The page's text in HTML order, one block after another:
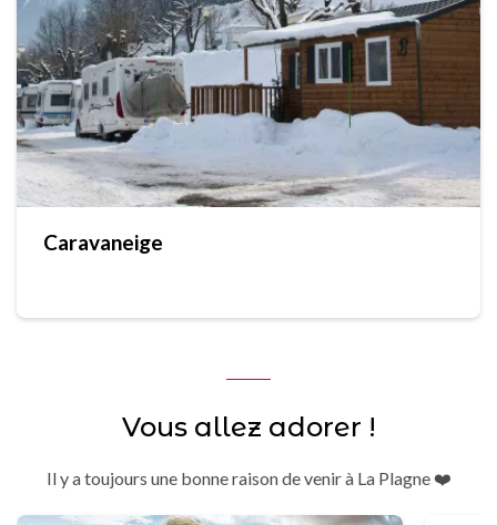
Caravaneige
Vous allez adorer !
Il y a toujours une bonne raison de venir à La Plagne ❤️